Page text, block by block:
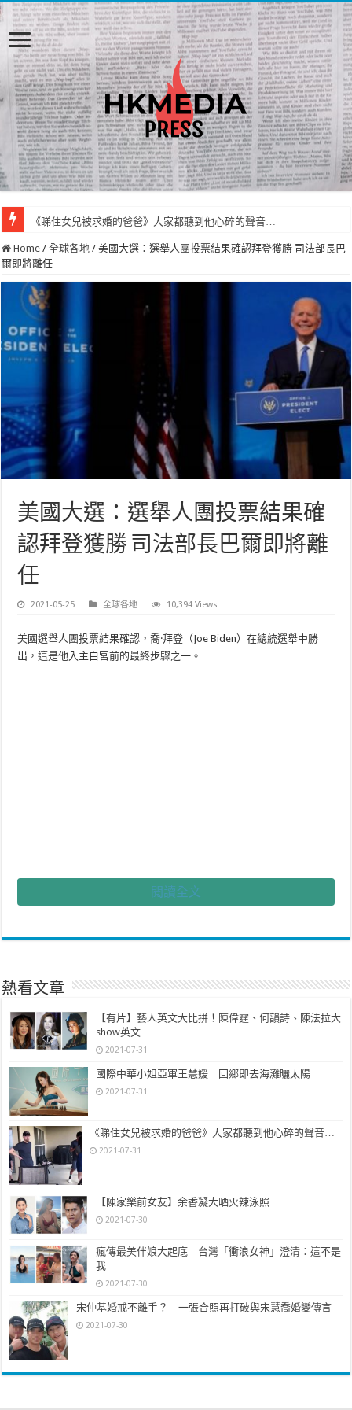
《睇住女兒被求婚的爸爸》大家都聽到他心碎的聲音…
Home / 全球各地 / 美國大選：選舉人團投票結果確認拜登獲勝 司法部長巴
爾即將離任
美國大選：選舉人團投票結果確
認拜登獲勝 司法部長巴爾即將離
任
2021-05-25 全球各地 10,394 Views
美國選舉人團投票結果確認，喬·拜登（Joe Biden）在總統選舉中勝
出，這是他入主白宮前的最終步驟之一。
拜登隨後發表全國演講，稱這是「人民的意志」取得了勝利。他在演講
在現行美國選舉制度下，選民投票實際上是票選「選舉人」，然後再由
舉人票，共和黨候選人特朗普則贏得了232張。
雖然這個程序已經正式完成，但外界預期現任總統特朗普仍然不會接受
選舉結果。
弊的司法部長威廉·巴爾（William Barr）將於聖誕節前離任。
Getty Images
特朗普說，巴爾會在12月23日離職。
選舉人在以往的美國大選當中一般不會是關注的焦點，但是今年由於特
朗普持續質疑並且試圖推翻選舉結果——包括採取了一系列法律行
動，但被全國多個法院駁回——各個州的選舉人票成為了焦點。
閱讀全文
熱看文章
【有片】藝人英文大比拼！陳偉霆、何韻詩、陳法拉大
show英文
2021-07-31
國際中華小姐亞軍王慧媛 回鄉即去海灘曬太陽
2021-07-31
《睇住女兒被求婚的爸爸》大家都聽到他心碎的聲音…
2021-07-31
【陳家樂前女友】余香凝大晒火辣泳照
2021-07-30
瘋傳最美伴娘大起底 台灣「衝浪女神」澄清：這不是
我
2021-07-30
宋仲基婚戒不離手？ 一張合照再打破與宋慧喬婚變傳言
2021-07-30